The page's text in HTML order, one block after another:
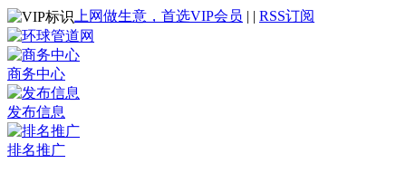
上网做生意，首选VIP会员 | | RSS订阅
商务中心
发布信息
排名推广